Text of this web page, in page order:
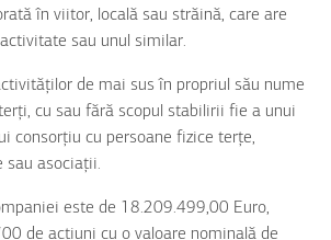
în viitor, locală sau străină, care are
sau unul similar.
de mai sus în propriul său nume
cu sau fără scopul stabilirii fie a unui
consorțiu cu persoane fizice terțe,
sau asociații.
este de 18.209.499,00 Euro,
de acțiuni cu o valoare nominală de